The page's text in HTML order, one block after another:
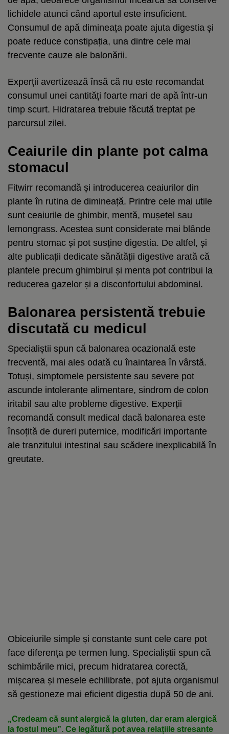
lichidele atunci când aportul este insuficient.
Consumul de apă dimineața poate ajuta digestia și
poate reduce constipația, una dintre cele mai
frecvente cauze ale balonării.
Experții avertizează însă că nu este recomandat
consumul unei cantități foarte mari de apă într-un
timp scurt. Hidratarea trebuie făcută treptat pe
parcursul zilei.
Ceaiurile din plante pot calma
stomacul
Fitwirr recomandă și introducerea ceaiurilor din
plante în rutina de dimineață. Printre cele mai utile
sunt ceaiurile de ghimbir, mentă, mușețel sau
lemongrass. Acestea sunt considerate mai blânde
pentru stomac și pot susține digestia. De altfel, și
alte publicații dedicate sănătății digestive arată că
plantele precum ghimbirul și menta pot contribui la
reducerea gazelor și a disconfortului abdominal.
Balonarea persistentă trebuie
discutată cu medicul
Specialiștii spun că balonarea ocazională este
frecventă, mai ales odată cu înaintarea în vârstă.
Totuși, simptomele persistente sau severe pot
ascunde intoleranțe alimentare, sindrom de colon
iritabil sau alte probleme digestive. Experții
recomandă consult medical dacă balonarea este
însoțită de dureri puternice, modificări importante
ale tranzitului intestinal sau scădere inexplicabilă în
greutate.
Obiceiurile simple și constante sunt cele care pot
face diferența pe termen lung. Specialiștii spun că
schimbările mici, precum hidratarea corectă,
mișcarea și mesele echilibrate, pot ajuta organismul
să gestioneze mai eficient digestia după 50 de ani.
„Credeam că sunt alergică la gluten, dar eram alergică
la fostul meu”. Ce legătură pot avea relațiile stresante